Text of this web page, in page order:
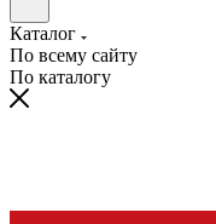
Каталог
По всему сайту
По каталогу